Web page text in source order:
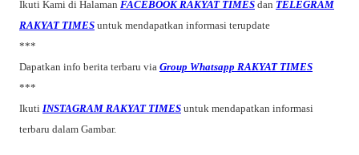
Ikuti Kami di Halaman FACEBOOK RAKYAT TIMES dan TELEGRAM
RAKYAT TIMES untuk mendapatkan informasi terupdate
***
Dapatkan info berita terbaru via Group Whatsapp RAKYAT TIMES
***
Ikuti INSTAGRAM RAKYAT TIMES untuk mendapatkan informasi
terbaru dalam Gambar.